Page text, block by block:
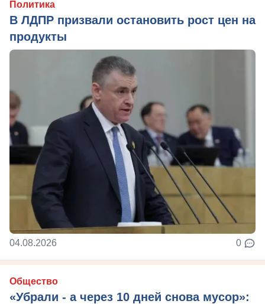
Политика
В ЛДПР призвали остановить рост цен на
продукты
04.08.2026 0
Общество
«Убрали - а через 10 дней снова мусор»: